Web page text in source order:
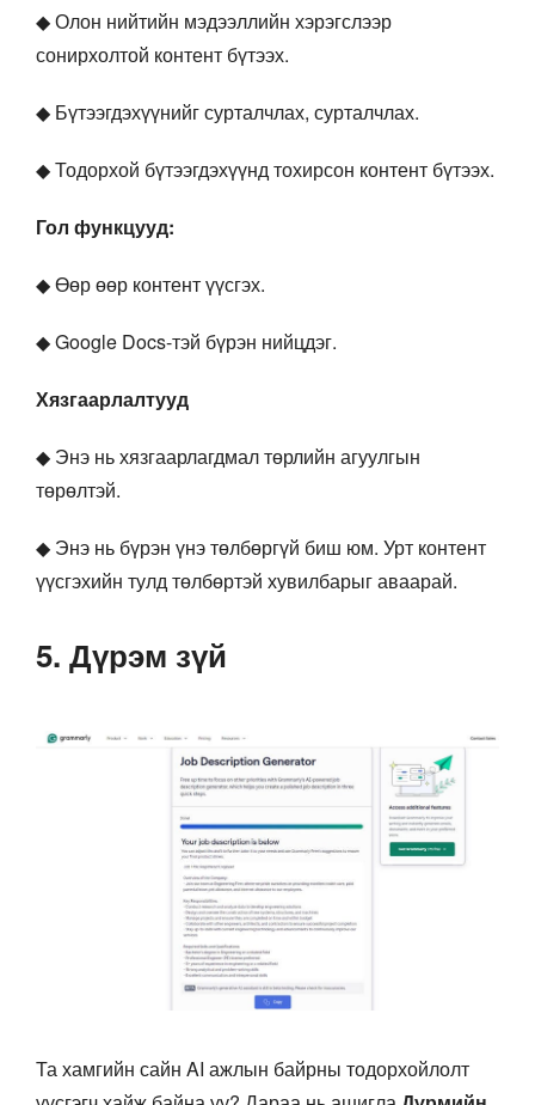
◆ Олон нийтийн мэдээллийн хэрэгслээр
сонирхолтой контент бүтээх.
◆ Бүтээгдэхүүнийг сурталчлах, сурталчлах.
◆ Тодорхой бүтээгдэхүүнд тохирсон контент бүтээх.
Гол функцууд:
◆ Өөр өөр контент үүсгэх.
◆ Google Docs-тэй бүрэн нийцдэг.
Хязгаарлалтууд
◆ Энэ нь хязгаарлагдмал төрлийн агуулгын
төрөлтэй.
◆ Энэ нь бүрэн үнэ төлбөргүй биш юм. Урт контент
үүсгэхийн тулд төлбөртэй хувилбарыг аваарай.
5. Дүрэм зүй
Та хамгийн сайн AI ажлын байрны тодорхойлолт